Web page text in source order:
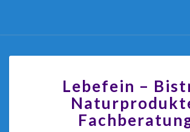
Lebefein –